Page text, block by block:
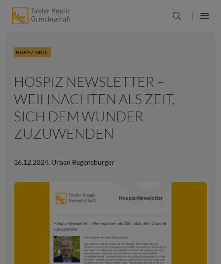
HOSPIZ TIROL
HOSPIZ NEWSLETTER –
WEIHNACHTEN ALS ZEIT,
SICH DEM WUNDER
ZUZUWENDEN
16.12.2024, Urban Regensburger